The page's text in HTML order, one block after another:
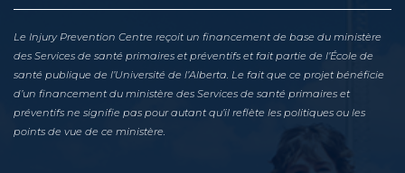
Le Injury Prevention Centre reçoit un financement de base du ministère
des Services de santé primaires et préventifs et fait partie de l’École de
santé publique de l’Université de l’Alberta. Le fait que ce projet bénéficie
d’un financement du ministère des Services de santé primaires et
préventifs ne signifie pas pour autant qu’il reflète les politiques ou les
points de vue de ce ministère.